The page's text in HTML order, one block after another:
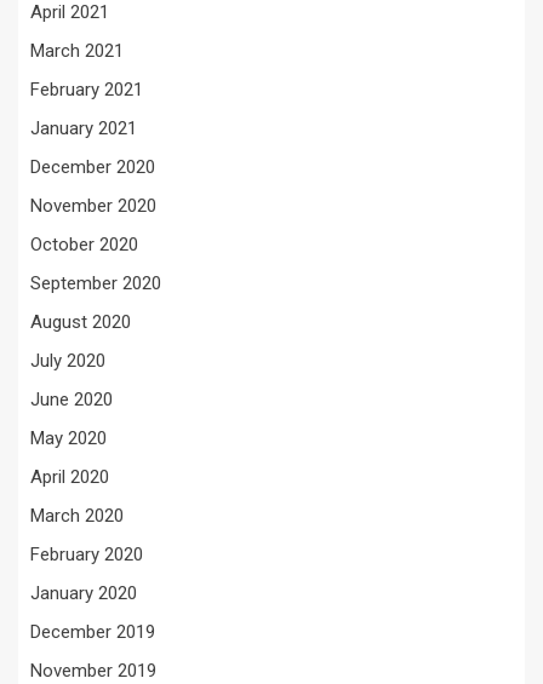
April 2021
March 2021
February 2021
January 2021
December 2020
November 2020
October 2020
September 2020
August 2020
July 2020
June 2020
May 2020
April 2020
March 2020
February 2020
January 2020
December 2019
November 2019